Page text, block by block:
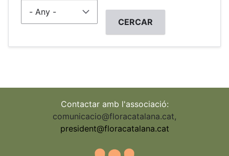
Contactar amb l'associació:
comunicacio@floracatalana.cat,
president@floracatalana.cat